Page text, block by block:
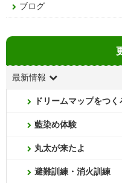
ブログ
最新情報
ドリームマップをつく
藍染め体験
丸太が来たよ
避難訓練・消火訓練